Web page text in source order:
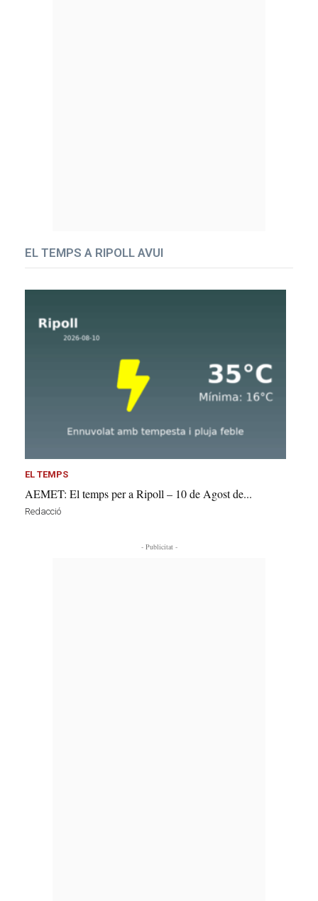
EL TEMPS A RIPOLL AVUI
EL TEMPS
AEMET: El temps per a Ripoll – 10 de Agost de...
Redacció
- Publicitat -